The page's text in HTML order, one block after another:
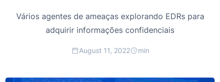
Vários agentes de ameaças explorando EDRs para
adquirir informações confidenciais
August 11, 2022 min